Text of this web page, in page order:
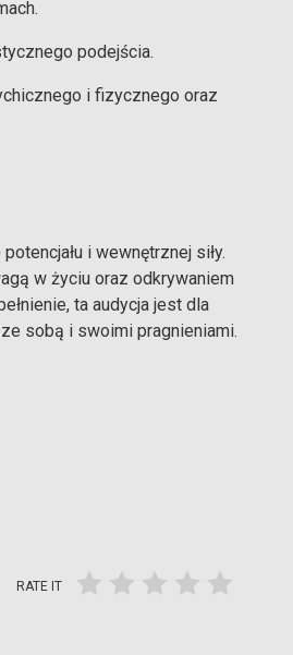
podejścia.
i fizycznego oraz
i wewnętrznej siły.
w życiu oraz odkrywaniem
ta audycja jest dla
sobą i swoimi pragnieniami.
RATE IT